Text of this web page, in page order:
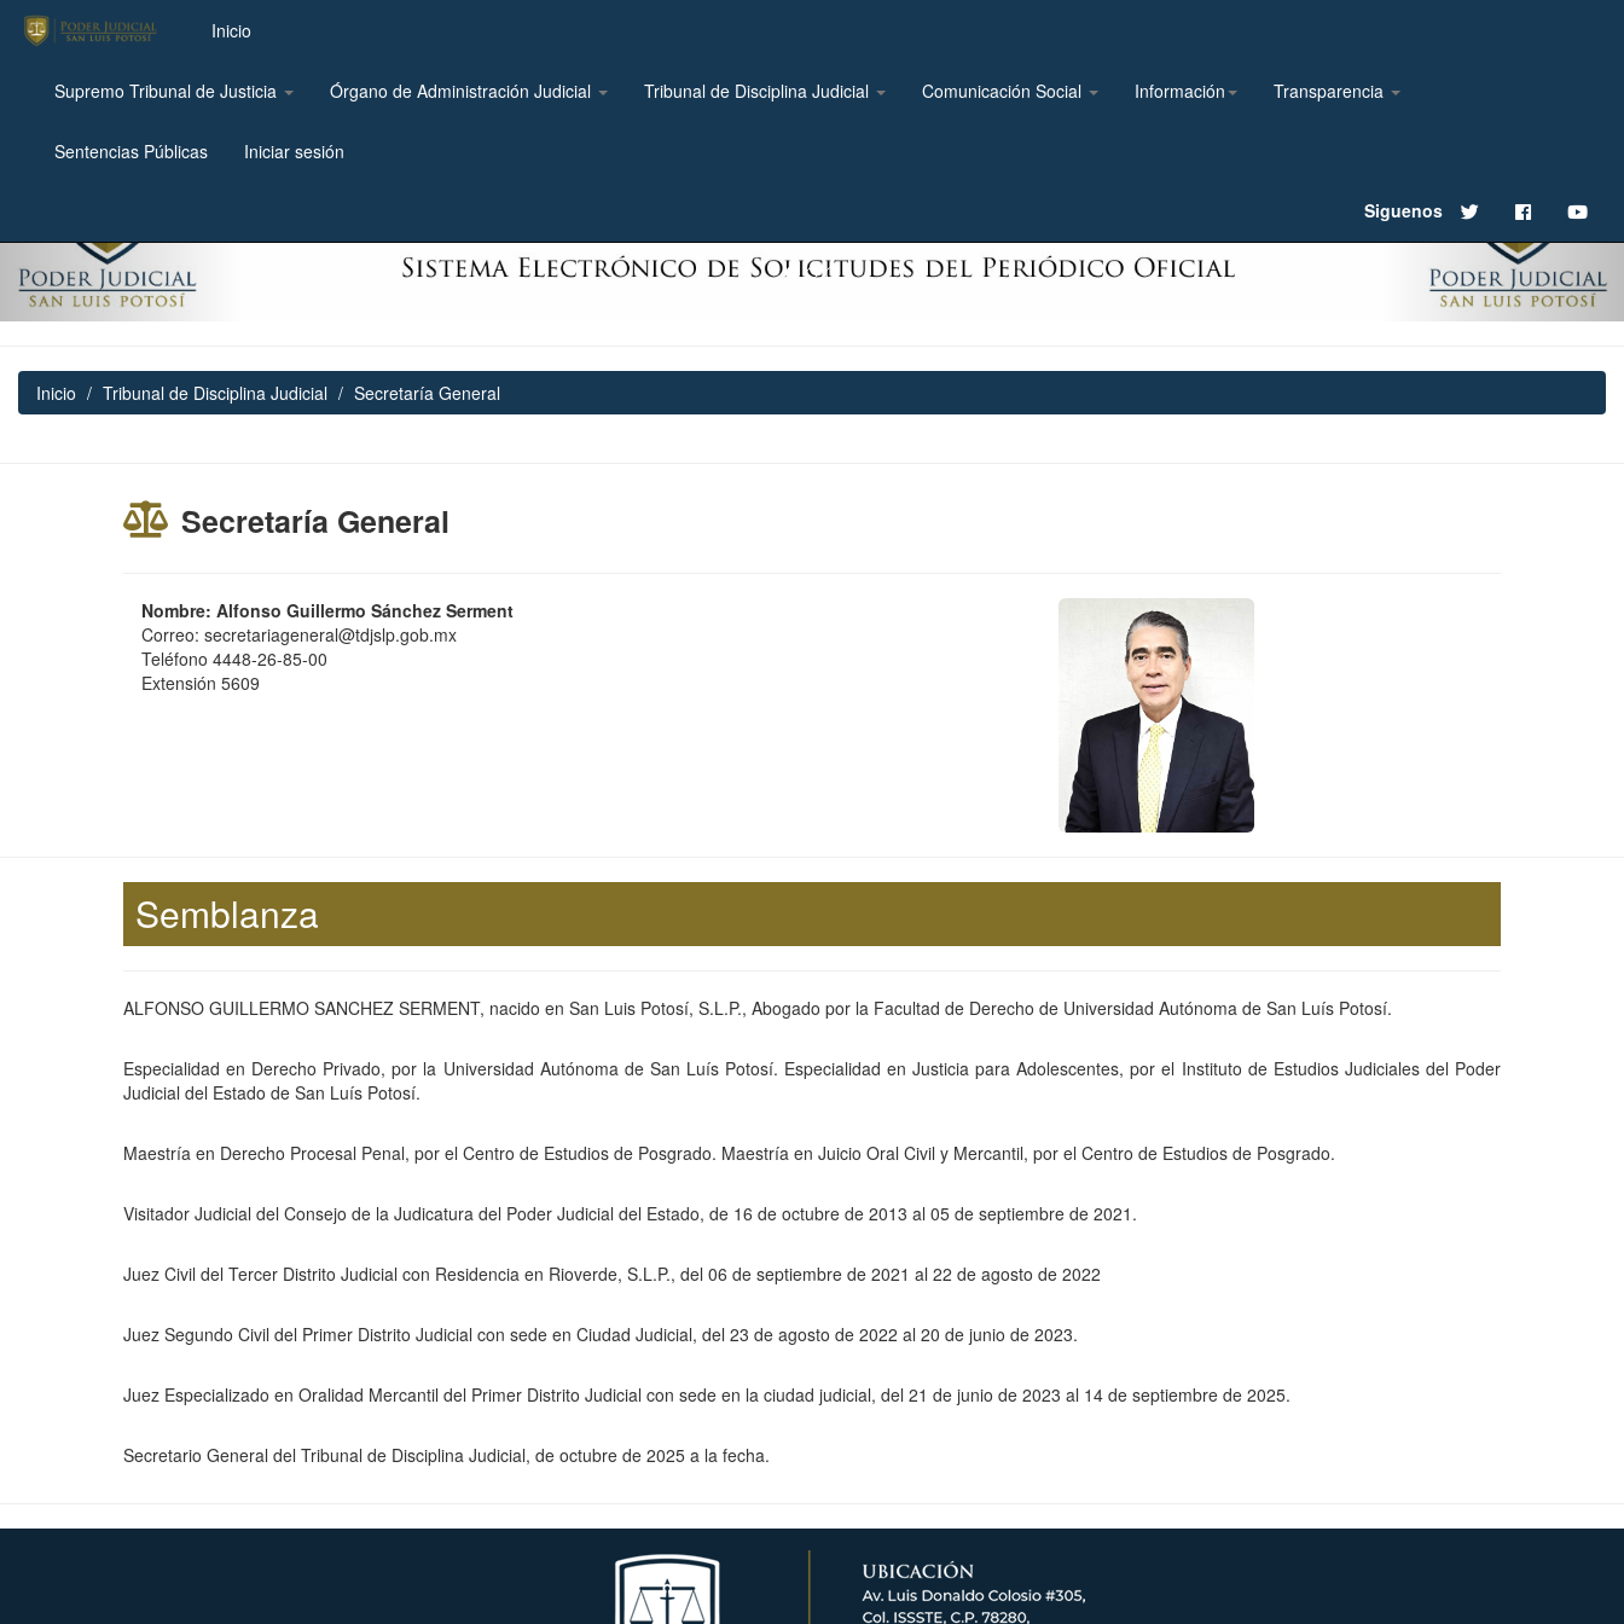
Inicio
Supremo Tribunal de Justicia Órgano de Administración Judicial Tribunal de Disciplina Judicial Comunicación Social Información Transparencia
Sentencias Públicas Iniciar sesión
Siguenos
Inicio Tribunal de Disciplina Judicial Secretaría General
Secretaría General
Nombre: Alfonso Guillermo Sánchez Serment
Correo: secretariageneral@tdjslp.gob.mx
Teléfono 4448-26-85-00
Extensión 5609
Semblanza
ALFONSO GUILLERMO SANCHEZ SERMENT, nacido en San Luis Potosí, S.L.P., Abogado por la Facultad de Derecho de Universidad Autónoma de San Luís Potosí.
Especialidad en Derecho Privado, por la Universidad Autónoma de San Luís Potosí. Especialidad en Justicia para Adolescentes, por el Instituto de Estudios Judiciales del Poder
Judicial del Estado de San Luís Potosí.
Maestría en Derecho Procesal Penal, por el Centro de Estudios de Posgrado. Maestría en Juicio Oral Civil y Mercantil, por el Centro de Estudios de Posgrado.
Visitador Judicial del Consejo de la Judicatura del Poder Judicial del Estado, de 16 de octubre de 2013 al 05 de septiembre de 2021.
Juez Civil del Tercer Distrito Judicial con Residencia en Rioverde, S.L.P., del 06 de septiembre de 2021 al 22 de agosto de 2022
Juez Segundo Civil del Primer Distrito Judicial con sede en Ciudad Judicial, del 23 de agosto de 2022 al 20 de junio de 2023.
Juez Especializado en Oralidad Mercantil del Primer Distrito Judicial con sede en la ciudad judicial, del 21 de junio de 2023 al 14 de septiembre de 2025.
Secretario General del Tribunal de Disciplina Judicial, de octubre de 2025 a la fecha.